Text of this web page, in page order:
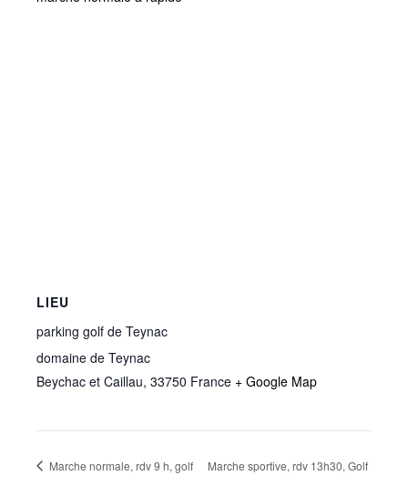
LIEU
parking golf de Teynac
domaine de Teynac
Beychac et Caillau, 33750 France + Google Map
Marche normale, rdv 9 h, golf Marche sportive, rdv 13h30, Golf